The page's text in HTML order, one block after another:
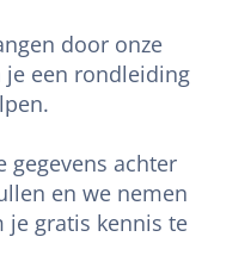
door onze
een rondleiding
gegevens achter
en we nemen
je gratis kennis te